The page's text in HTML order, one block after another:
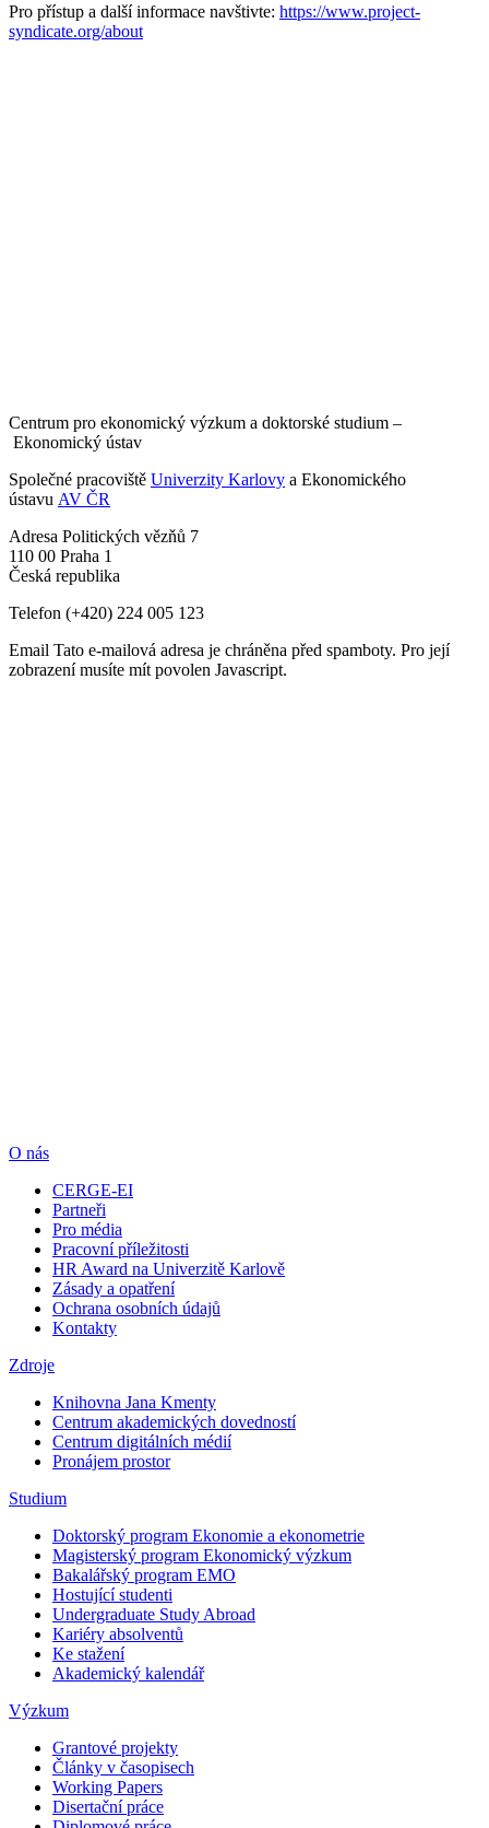
Pro přístup a další informace navštivte: https://www.project-
syndicate.org/about
Centrum pro ekonomický výzkum a doktorské studium –
Ekonomický ústav
Společné pracoviště Univerzity Karlovy a Ekonomického
ústavu AV ČR
Adresa Politických vězňů 7
110 00 Praha 1
Česká republika
Telefon (+420) 224 005 123
Email Tato e-mailová adresa je chráněna před spamboty. Pro její
zobrazení musíte mít povolen Javascript.
O nás
CERGE-EI
Partneři
Pro média
Pracovní příležitosti
HR Award na Univerzitě Karlově
Zásady a opatření
Ochrana osobních údajů
Kontakty
Zdroje
Knihovna Jana Kmenty
Centrum akademických dovedností
Centrum digitálních médií
Pronájem prostor
Studium
Doktorský program Ekonomie a ekonometrie
Magisterský program Ekonomický výzkum
Bakalářský program EMO
Hostující studenti
Undergraduate Study Abroad
Kariéry absolventů
Ke stažení
Akademický kalendář
Výzkum
Grantové projekty
Články v časopisech
Working Papers
Disertační práce